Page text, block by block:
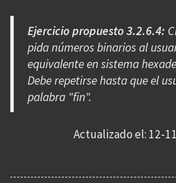
Ejercicio propuesto 3.2.6.4:
pida números binarios al
equivalente en sistema
Debe repetirse hasta que el
palabra "fin".
Actualizado el: 12-